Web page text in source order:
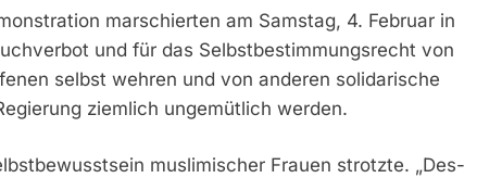
marschierten am Samstag, 4. Februar in
und für das Selbstbestimmungsrecht von
selbst wehren und von anderen solidarische
ziemlich ungemütlich werden.
muslimischer Frauen strotzte. „Des-